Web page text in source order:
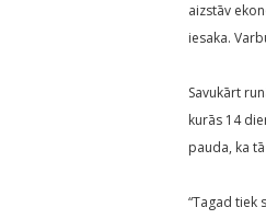
aizstāv
iesaka.
Savukārt
kurās 14
pauda, ka
“Tagad tiek